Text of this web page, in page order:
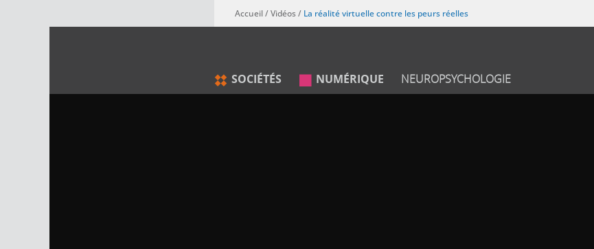
Vous êtes ici
Accueil/Vidéos/ La réalité virtuelle contre les peurs réelles
SOCIÉTÉS NUMÉRIQUE NEUROPSYCHOLOGIE